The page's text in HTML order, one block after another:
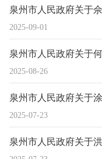
2025-09-01
泉州市人民政府关于
2025-08-26
泉州市人民政府关于
2025-07-23
泉州市人民政府关于
泉州市人民政府关于